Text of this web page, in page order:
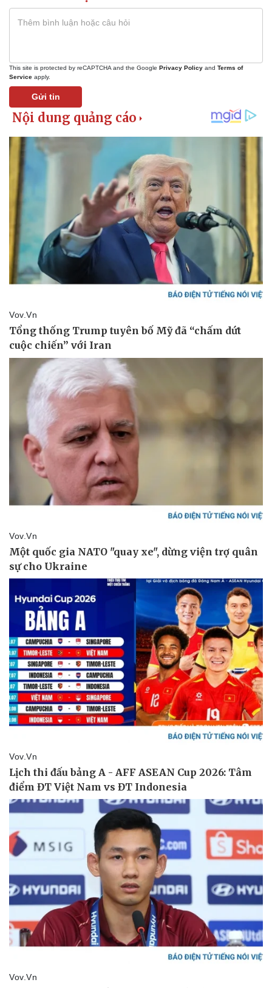
Doanh nghiệp
Doanh nghiệp 24h
Doanh nhân
Vì cộng đồng
Công nghệ
Sành điệu
Trải nghiệm
Chuyển đổi số
Sức khỏe
Dinh dưỡng - món ngon
Nam khoa
Làm đẹp - giảm cân
Phòng mạch online
Nhà đẹp
Tình yêu - Gia đình
This site is protected by reCAPTCHA and the Google Privacy Policy and Terms of
Service apply.
Gửi tin